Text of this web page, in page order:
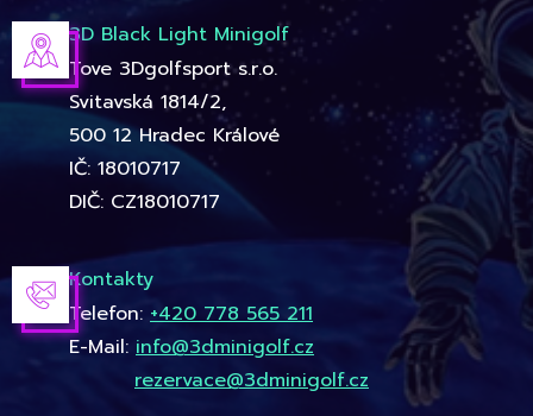
3D Black Light Minigolf
Tove 3Dgolfsport s.r.o.
Svitavská 1814/2,
500 12 Hradec Králové
IČ: 18010717
DIČ: CZ18010717
Kontakty
Telefon: +420 778 565 211
E-Mail: info@3dminigolf.cz
rezervace@3dminigolf.cz